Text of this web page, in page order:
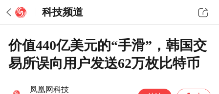
科技频道
价值440亿美元的“手滑”，韩国交
易所误向用户发送62万枚比特币
凤凰网科技